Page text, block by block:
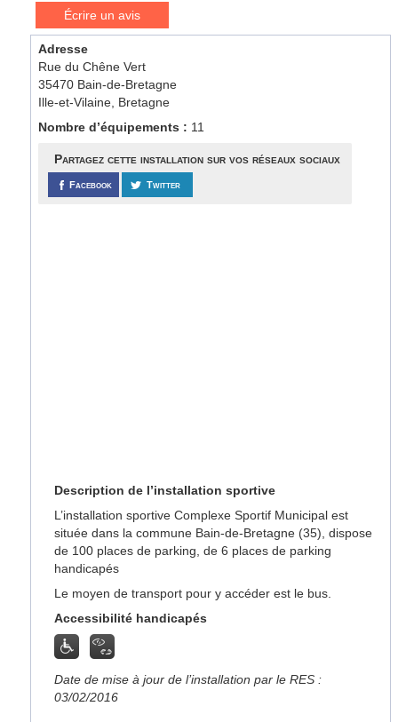
Écrire un avis
Adresse
Rue du Chêne Vert
35470 Bain-de-Bretagne
Ille-et-Vilaine, Bretagne
Nombre d’équipements : 11
Partagez cette installation sur vos réseaux sociaux
Facebook Twitter
Description de l’installation sportive
L’installation sportive Complexe Sportif Municipal est
située dans la commune Bain-de-Bretagne (35), dispose
de 100 places de parking, de 6 places de parking
handicapés
Le moyen de transport pour y accéder est le bus.
Accessibilité handicapés
Date de mise à jour de l’installation par le RES :
03/02/2016